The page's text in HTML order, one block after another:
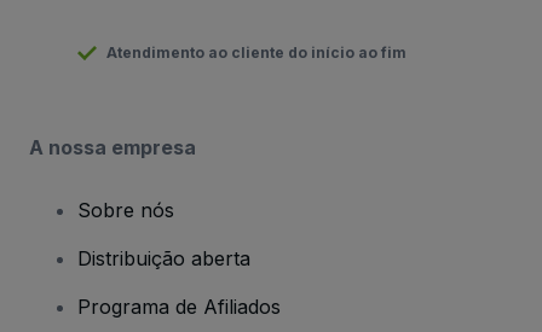
Atendimento ao cliente do início ao fim
A nossa empresa
Sobre nós
Distribuição aberta
Programa de Afiliados